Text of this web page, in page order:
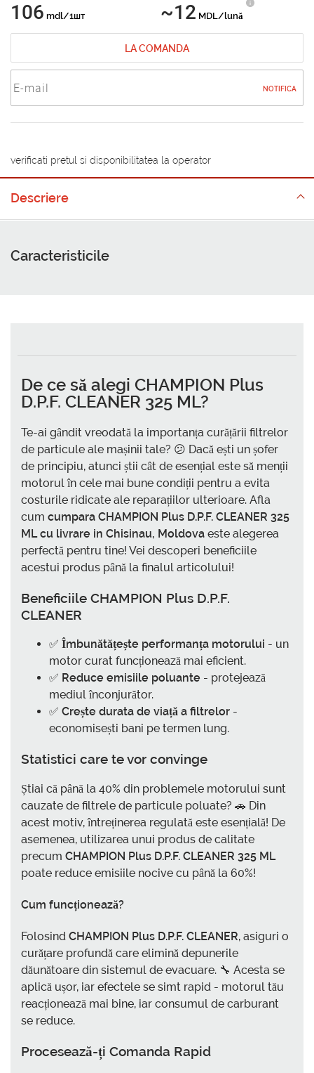
106 mdl/1шт ~12 MDL/lună
LA COMANDA
NOTIFICA
verificati pretul si disponibilitatea la operator
Descriere
Caracteristicile
De ce să alegi CHAMPION Plus
D.P.F. CLEANER 325 ML?
Te-ai gândit vreodată la importanța curățării filtrelor
de particule ale mașinii tale? 😕 Dacă ești un șofer
de principiu, atunci știi cât de esențial este să menții
motorul în cele mai bune condiții pentru a evita
costurile ridicate ale reparațiilor ulterioare. Afla
cum cumpara CHAMPION Plus D.P.F. CLEANER 325
ML cu livrare in Chisinau, Moldova este alegerea
perfectă pentru tine! Vei descoperi beneficiile
acestui produs până la finalul articolului!
Beneficiile CHAMPION Plus D.P.F.
CLEANER
✅ Îmbunătățește performanța motorului - un
motor curat funcționează mai eficient.
✅ Reduce emisiile poluante - protejează
mediul înconjurător.
✅ Crește durata de viață a filtrelor -
economisești bani pe termen lung.
Statistici care te vor convinge
Știai că până la 40% din problemele motorului sunt
cauzate de filtrele de particule poluate? 🚗 Din
acest motiv, întreținerea regulată este esențială! De
asemenea, utilizarea unui produs de calitate
precum CHAMPION Plus D.P.F. CLEANER 325 ML
poate reduce emisiile nocive cu până la 60%!
Cum funcționează?
Folosind CHAMPION Plus D.P.F. CLEANER, asiguri o
curățare profundă care elimină depunerile
dăunătoare din sistemul de evacuare. 🔧 Acesta se
aplică ușor, iar efectele se simt rapid - motorul tău
reacționează mai bine, iar consumul de carburant
se reduce.
Procesează-ți Comanda Rapid